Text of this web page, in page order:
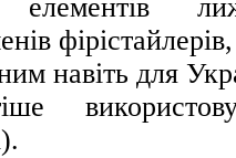
навіть для